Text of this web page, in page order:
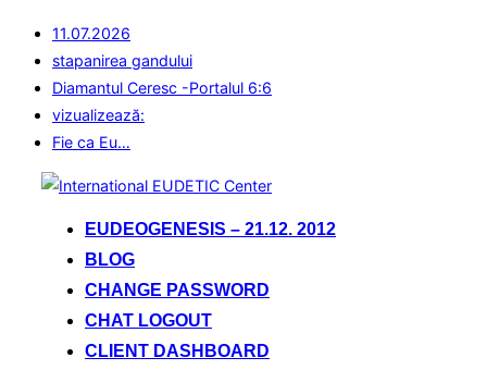
11.07.2026
stapanirea gandului
Diamantul Ceresc -Portalul 6:6
vizualizează:
Fie ca Eu…
EUDEOGENESIS – 21.12. 2012
BLOG
CHANGE PASSWORD
CHAT LOGOUT
CLIENT DASHBOARD